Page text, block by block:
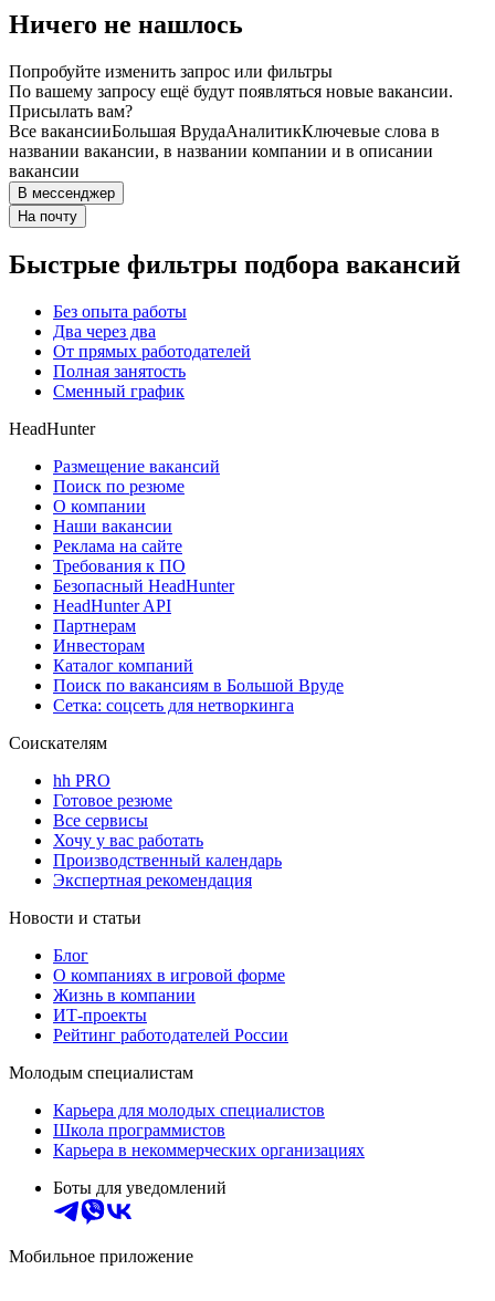
Ничего не нашлось
Попробуйте изменить запрос или фильтры
По вашему запросу ещё будут появляться новые вакансии.
Присылать вам?
Все вакансииБольшая ВрудаАналитикКлючевые слова в
названии вакансии, в названии компании и в описании
вакансии
В мессенджер
На почту
Быстрые фильтры подбора вакансий
Без опыта работы
Два через два
От прямых работодателей
Полная занятость
Сменный график
HeadHunter
Размещение вакансий
Поиск по резюме
О компании
Наши вакансии
Реклама на сайте
Требования к ПО
Безопасный HeadHunter
HeadHunter API
Партнерам
Инвесторам
Каталог компаний
Поиск по вакансиям в Большой Вруде
Сетка: соцсеть для нетворкинга
Соискателям
hh PRO
Готовое резюме
Все сервисы
Хочу у вас работать
Производственный календарь
Экспертная рекомендация
Новости и статьи
Блог
О компаниях в игровой форме
Жизнь в компании
ИТ-проекты
Рейтинг работодателей России
Молодым специалистам
Карьера для молодых специалистов
Школа программистов
Карьера в некоммерческих организациях
Боты для уведомлений
Мобильное приложение